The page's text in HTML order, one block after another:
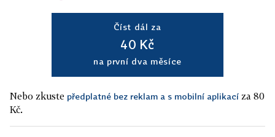
Číst dál za
40 Kč
na první dva měsíce
Nebo zkuste předplatné bez reklam a s mobilní aplikací za 80
Kč.